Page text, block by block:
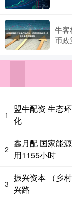
牛客
币政
1
盟牛配资 生态
化
2
鑫月配 国家能
用1155小时
3
振兴资本 （乡
兴路